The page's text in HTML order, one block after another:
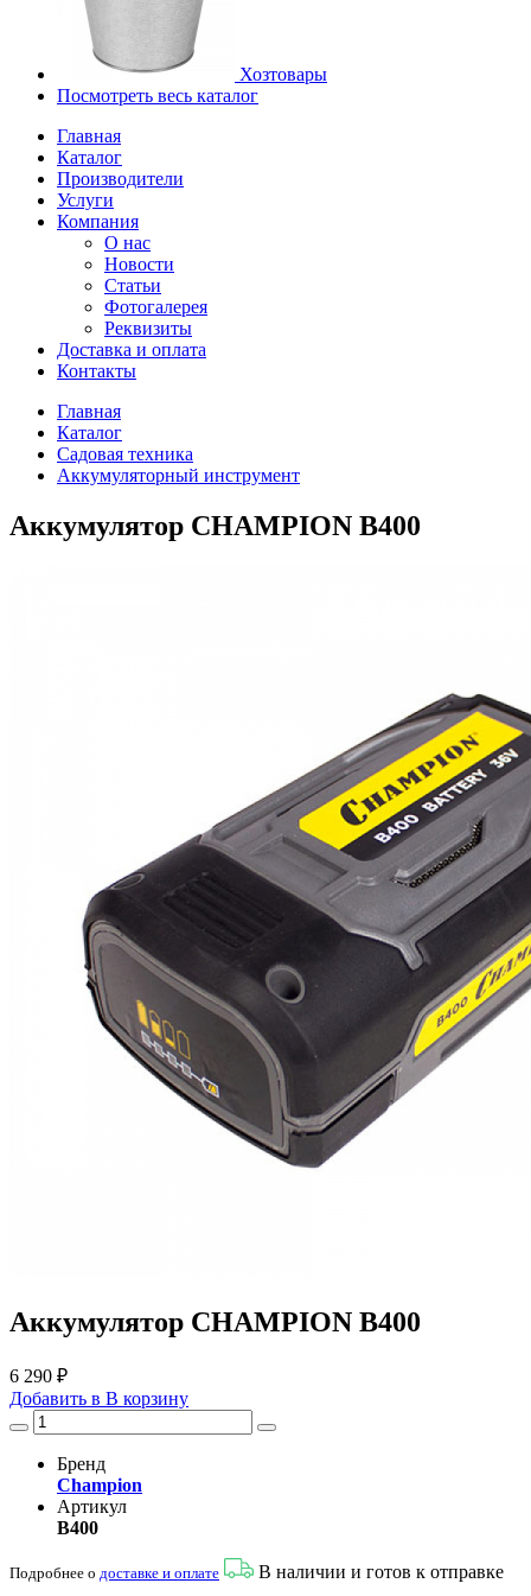
Хозтовары
Посмотреть весь каталог
Главная
Каталог
Производители
Услуги
Компания
О нас
Новости
Статьи
Фотогалерея
Реквизиты
Доставка и оплата
Контакты
Главная
Каталог
Садовая техника
Аккумуляторный инструмент
Аккумулятор CHAMPION B400
Аккумулятор CHAMPION B400
6 290 ₽
Добавить в В корзину
Бренд
Champion
Артикул
B400
Подробнее о доставке и оплате В наличии и готов к отправке